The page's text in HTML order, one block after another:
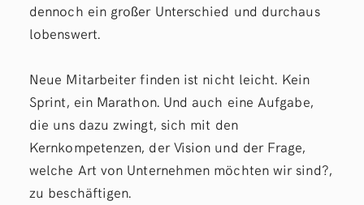
dennoch ein großer Unterschied und durchaus
lobenswert.
Neue Mitarbeiter finden ist nicht leicht. Kein
Sprint, ein Marathon. Und auch eine Aufgabe,
die uns dazu zwingt, sich mit den
Kernkompetenzen, der Vision und der Frage,
welche Art von Unternehmen möchten wir sind?,
zu beschäftigen.